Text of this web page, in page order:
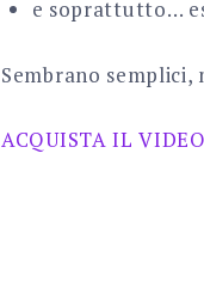
e soprattutto…
Sembrano
ACQUISTA IL VIDEO